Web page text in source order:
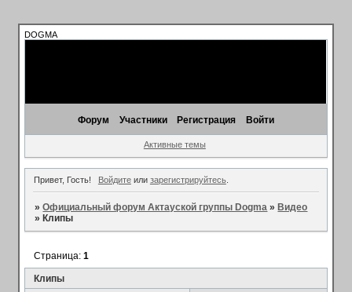
DOGMA
Форум Участники Регистрация Войти
Активные темы
Привет, Гость! Войдитеили зарегистрируйтесь.
»Официальный форум Актауской группы Dogma »Видео
»Клипы
Клипы
Страница:1